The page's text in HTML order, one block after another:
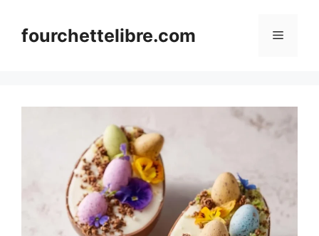
contentfourchettelibre.com Menu